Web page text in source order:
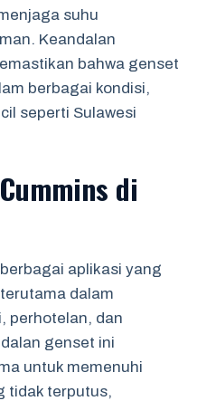
suhu
Keandalan
bahwa genset
berbagai kondisi,
seperti Sulawesi
di
aplikasi yang
dalam
perhotelan, dan
genset ini
untuk memenuhi
tidak terputus,